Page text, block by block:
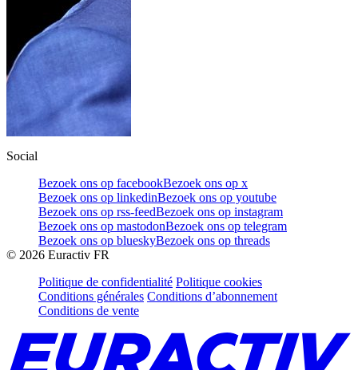
Social
Bezoek ons op facebookBezoek ons op x
Bezoek ons op linkedinBezoek ons op youtube
Bezoek ons op rss-feedBezoek ons op instagram
Bezoek ons op mastodonBezoek ons op telegram
Bezoek ons op blueskyBezoek ons op threads
© 2026 Euractiv FR
Politique de confidentialité Politique cookies
Conditions générales Conditions d’abonnement
Conditions de vente